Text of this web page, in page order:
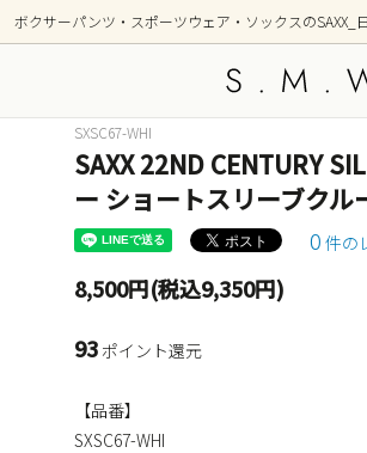
ボクサーパンツ・スポーツウェア・ソックスのSAXX_
OUTDOOR(アウトドア)
部屋着(ラウンジ / 寝間着）
ポーチ形状別
SXSC67-WHI
SAXX 22ND CENTURY
ー ショートスリーブク
0 件の
8,500円(税込9,350円)
93 ポイント還元
【品番】
SXSC67-WHI